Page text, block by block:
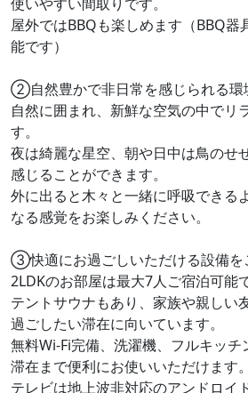
屋外ではBBQも楽しめます（BBQ器
能です）
②自然豊かで非日常を感じられる環
自然に囲まれ、新鮮な空気の中でリ
す。
夜は綺麗な星空、朝や日中は鳥のせ
感じることができます。
外に出ると木々と一緒に呼吸できる
なる感覚をお楽しみください。
③快適にお過ごしいただける設備を
2LDKのお部屋は最大7人ご宿泊可能で
テントサウナもあり、家族や親しい
過ごしたい滞在に向いています。
無料Wi-Fi完備、洗濯機、フルキッ
滞在まで便利にお使いいただけます。
テレビは地上波非対応のアンドロイ